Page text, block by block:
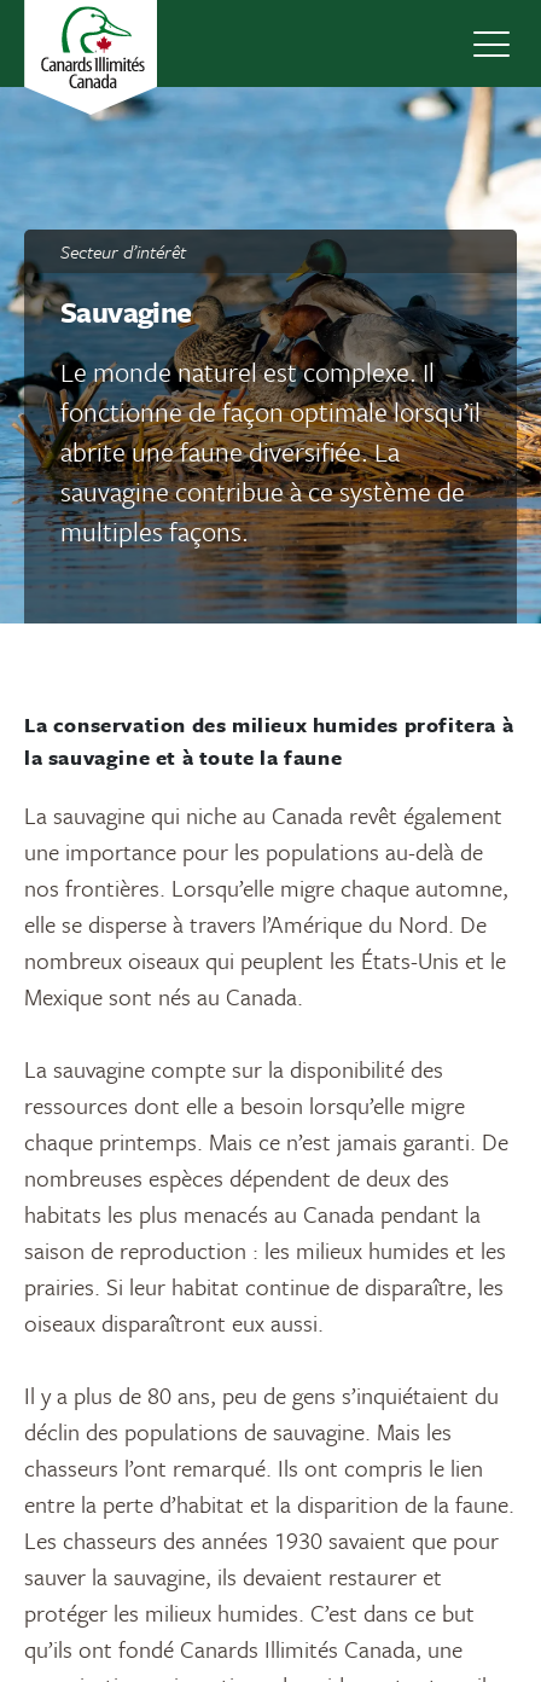
Secteur d’intérêt
Sauvagine
Le monde naturel est complexe. Il
fonctionne de façon optimale lorsqu’il
abrite une faune diversifiée. La
sauvagine contribue à ce système de
multiples façons.
La conservation des milieux humides profitera à
la sauvagine et à toute la faune
La sauvagine qui niche au Canada revêt également
une importance pour les populations au-delà de
nos frontières. Lorsqu’elle migre chaque automne,
elle se disperse à travers l’Amérique du Nord. De
nombreux oiseaux qui peuplent les États-Unis et le
Mexique sont nés au Canada.
La sauvagine compte sur la disponibilité des
ressources dont elle a besoin lorsqu’elle migre
chaque printemps. Mais ce n’est jamais garanti. De
nombreuses espèces dépendent de deux des
habitats les plus menacés au Canada pendant la
saison de reproduction : les milieux humides et les
prairies. Si leur habitat continue de disparaître, les
oiseaux disparaîtront eux aussi.
Il y a plus de 80 ans, peu de gens s’inquiétaient du
déclin des populations de sauvagine. Mais les
chasseurs l’ont remarqué. Ils ont compris le lien
entre la perte d’habitat et la disparition de la faune.
Les chasseurs des années 1930 savaient que pour
sauver la sauvagine, ils devaient restaurer et
protéger les milieux humides. C’est dans ce but
qu’ils ont fondé Canards Illimités Canada, une